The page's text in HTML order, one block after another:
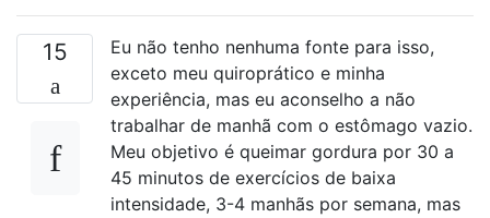
15
Eu não tenho nenhuma fonte para isso,
exceto meu quiroprático e minha
experiência, mas eu aconselho a não
trabalhar de manhã com o estômago vazio.
Meu objetivo é queimar gordura por 30 a
45 minutos de exercícios de baixa
intensidade, 3-4 manhãs por semana, mas